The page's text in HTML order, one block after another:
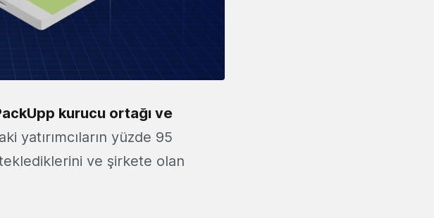
kurucu ortağı ve
yatırımcıların yüzde 95
ve şirkete olan